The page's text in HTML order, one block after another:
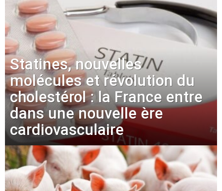
Statines, nouvelles
molécules et révolution du
cholestérol : la France entre
dans une nouvelle ère
cardiovasculaire